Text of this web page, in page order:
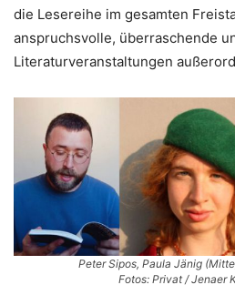
die Lesereihe im gesamten
anspruchsvolle, überraschende
Literaturveranstaltungen
Peter Sipos, Paula Jänig
Fotos: Privat / Jenaer